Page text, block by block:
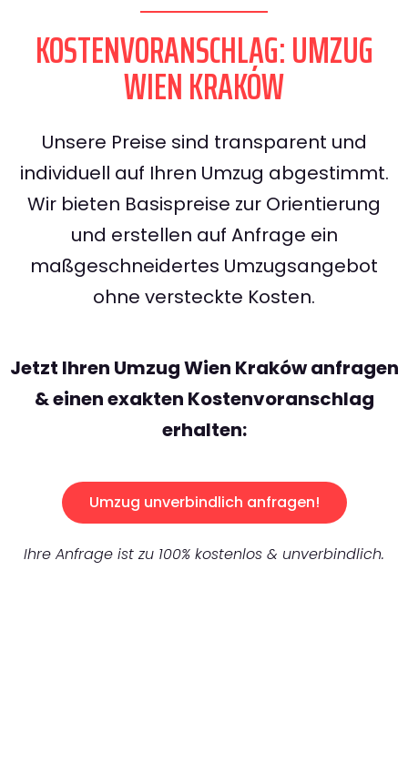
KOSTENVORANSCHLAG: UMZUG
WIEN KRAKÓW
Unsere Preise sind transparent und
individuell auf Ihren Umzug abgestimmt.
Wir bieten Basispreise zur Orientierung
und erstellen auf Anfrage ein
maßgeschneidertes Umzugsangebot
ohne versteckte Kosten.
Jetzt Ihren Umzug Wien Kraków anfragen
& einen exakten Kostenvoranschlag
erhalten:
Umzug unverbindlich anfragen!
Ihre Anfrage ist zu 100% kostenlos & unverbindlich.